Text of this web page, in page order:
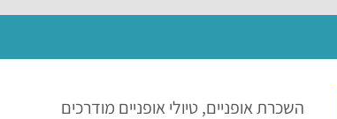
השכרת אופניים, טיולי אופניים מודרכים